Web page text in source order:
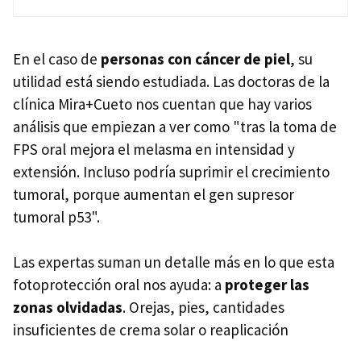
En el caso de personas con cáncer de piel, su
utilidad está siendo estudiada. Las doctoras de la
clínica Mira+Cueto nos cuentan que hay varios
análisis que empiezan a ver como "tras la toma de
FPS oral mejora el melasma en intensidad y
extensión. Incluso podría suprimir el crecimiento
tumoral, porque aumentan el gen supresor
tumoral p53".
Las expertas suman un detalle más en lo que esta
fotoprotección oral nos ayuda: a proteger las
zonas olvidadas. Orejas, pies, cantidades
insuficientes de crema solar o reaplicación